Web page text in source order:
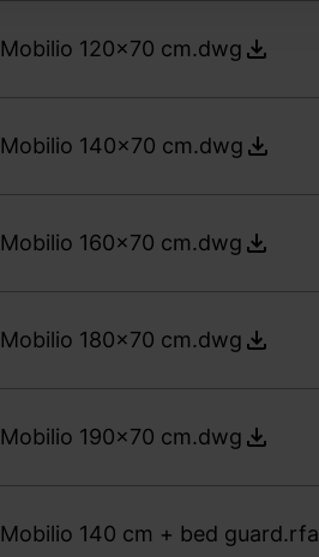
Mobilio 120x70 cm.dwg
Mobilio 140x70 cm.dwg
Mobilio 160x70 cm.dwg
Mobilio 180x70 cm.dwg
Mobilio 190x70 cm.dwg
Mobilio 140 cm + bed guard.rfa